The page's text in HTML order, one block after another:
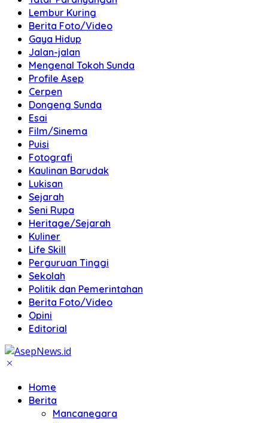
Lembur Kuring
Berita Foto/Video
Gaya Hidup
Jalan-jalan
Mengenal Tokoh Sunda
Profile Asep
Cerpen
Dongeng Sunda
Esai
Film/Sinema
Puisi
Fotografi
Kaulinan Barudak
Lukisan
Sejarah
Seni Rupa
Heritage/Sejarah
Kuliner
Life Skill
Perguruan Tinggi
Sekolah
Politik dan Pemerintahan
Berita Foto/Video
Opini
Editorial
Home
Berita
Mancanegara